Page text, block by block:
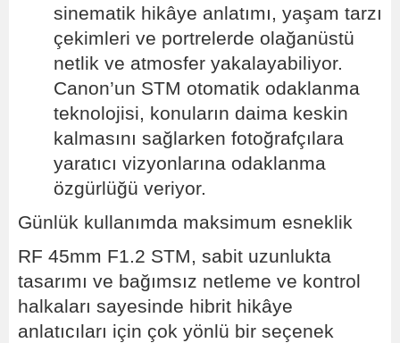
sinematik hikâye anlatımı, yaşam tarzı
çekimleri ve portrelerde olağanüstü
netlik ve atmosfer yakalayabiliyor.
Canon’un STM otomatik odaklanma
teknolojisi, konuların daima keskin
kalmasını sağlarken fotoğrafçılara
yaratıcı vizyonlarına odaklanma
özgürlüğü veriyor.
Günlük kullanımda maksimum esneklik
RF 45mm F1.2 STM, sabit uzunlukta
tasarımı ve bağımsız netleme ve kontrol
halkaları sayesinde hibrit hikâye
anlatıcıları için çok yönlü bir seçenek